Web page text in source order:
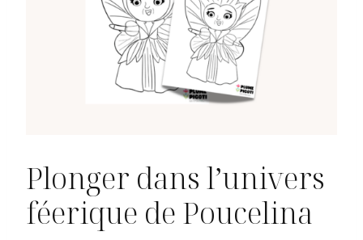
Plonger dans l’univers
féerique de Poucelina